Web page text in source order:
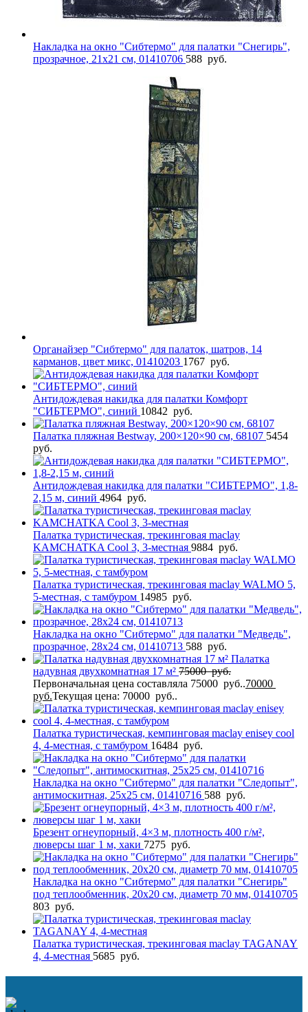
Накладка на окно "Сибтермо" для палатки "Снегирь",
прозрачное, 21х21 см, 01410706 588 руб.
Органайзер "Сибтермо" для палаток, шатров, 14
карманов, цвет микс, 01410203 1767 руб.
Антидождевая накидка для палатки Комфорт
"СИБТЕРМО", синий 10842 руб.
Палатка пляжная Bestway, 200×120×90 см, 68107 5454
руб.
Антидождевая накидка для палатки "СИБТЕРМО", 1,8-
2,15 м, синий 4964 руб.
Палатка туристическая, трекинговая maclay
KAMCHATKA Cool 3, 3-местная 9884 руб.
Палатка туристическая, трекинговая maclay WALMO 5,
5-местная, с тамбуром 14985 руб.
Накладка на окно "Сибтермо" для палатки "Медведь",
прозрачное, 28х24 см, 01410713 588 руб.
Палатка
надувная двухкомнатная 17 м² 75000руб.
Первоначальная цена составляла 75000 руб..70000
руб.Текущая цена: 70000 руб..
Палатка туристическая, кемпинговая maclay enisey cool
4, 4-местная, с тамбуром 16484 руб.
Накладка на окно "Сибтермо" для палатки "Следопыт",
антимоскитная, 25х25 см, 01410716 588 руб.
Брезент огнеупорный, 4×3 м, плотность 400 г/м²,
люверсы шаг 1 м, хаки 7275 руб.
Накладка на окно "Сибтермо" для палатки "Снегирь"
под теплообменник, 20х20 см, диаметр 70 мм, 01410705
803 руб.
Палатка туристическая, трекинговая maclay TAGANAY
4, 4-местная 5685 руб.